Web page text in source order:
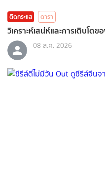
ติดกระแส ดารา
วิเคราะห์เสน่ห์และการเติบโต
08 ส.ค. 2026